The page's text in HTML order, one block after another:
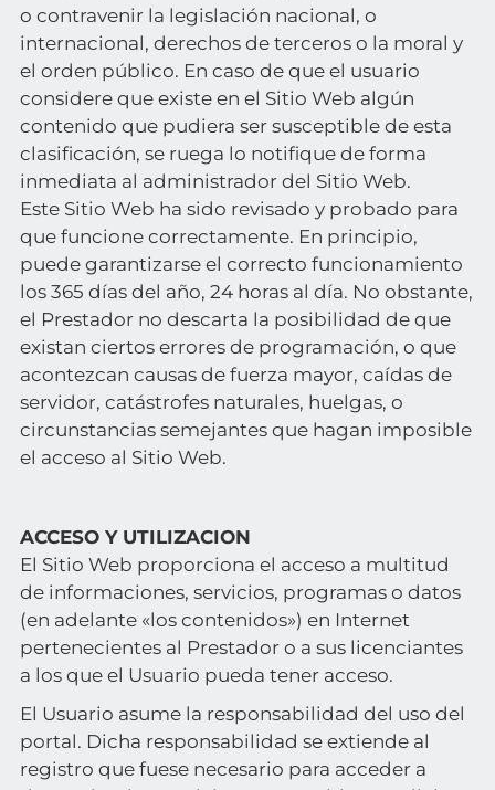
o contravenir la legislación nacional, o
internacional, derechos de terceros o la moral y
el orden público. En caso de que el usuario
considere que existe en el Sitio Web algún
contenido que pudiera ser susceptible de esta
clasificación, se ruega lo notifique de forma
inmediata al administrador del Sitio Web.
Este Sitio Web ha sido revisado y probado para
que funcione correctamente. En principio,
puede garantizarse el correcto funcionamiento
los 365 días del año, 24 horas al día. No obstante,
el Prestador no descarta la posibilidad de que
existan ciertos errores de programación, o que
acontezcan causas de fuerza mayor, caídas de
servidor, catástrofes naturales, huelgas, o
circunstancias semejantes que hagan imposible
el acceso al Sitio Web.
ACCESO Y UTILIZACION
El Sitio Web proporciona el acceso a multitud
de informaciones, servicios, programas o datos
(en adelante «los contenidos») en Internet
pertenecientes al Prestador o a sus licenciantes
a los que el Usuario pueda tener acceso.
El Usuario asume la responsabilidad del uso del
portal. Dicha responsabilidad se extiende al
registro que fuese necesario para acceder a